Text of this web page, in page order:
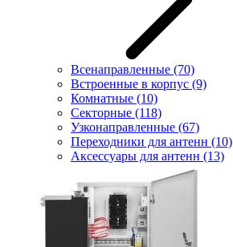
Всенаправленные (70)
Встроенные в корпус (9)
Комнатные (10)
Секторные (118)
Узконаправленные (67)
Переходники для антенн (10)
Аксессуары для антенн (13)